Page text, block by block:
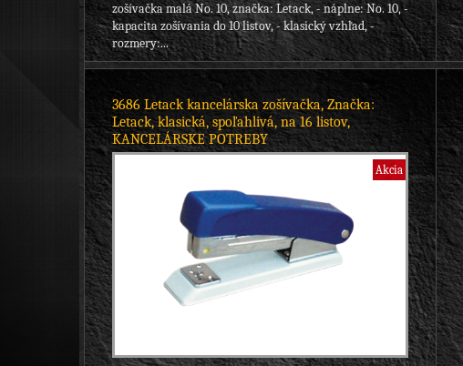
zošívačka malá No. 10, značka: Letack, - náplne: No. 10, -
kapacita zošívania do 10 listov, - klasický vzhľad, -
rozmery:...
3686 Letack kancelárska zošívačka, Značka:
Letack, klasická, spoľahlivá, na 16 listov,
KANCELÁRSKE POTREBY
Akcia